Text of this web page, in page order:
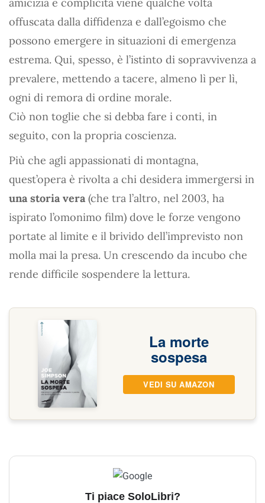
offuscata dalla diffidenza e dall’egoismo che
possono emergere in situazioni di emergenza
estrema. Qui, spesso, è l’istinto di sopravvivenza a
prevalere, mettendo a tacere, almeno lì per lì,
ogni di remora di ordine morale.
Ciò non toglie che si debba fare i conti, in
seguito, con la propria coscienza.
Più che agli appassionati di montagna,
quest’opera è rivolta a chi desidera immergersi in
una storia vera (che tra l’altro, nel 2003, ha
ispirato l’omonimo film) dove le forze vengono
portate al limite e il brivido dell’imprevisto non
molla mai la presa. Un crescendo da incubo che
rende difficile sospendere la lettura.
La morte
sospesa
VEDI SU AMAZON
Ti piace SoloLibri?